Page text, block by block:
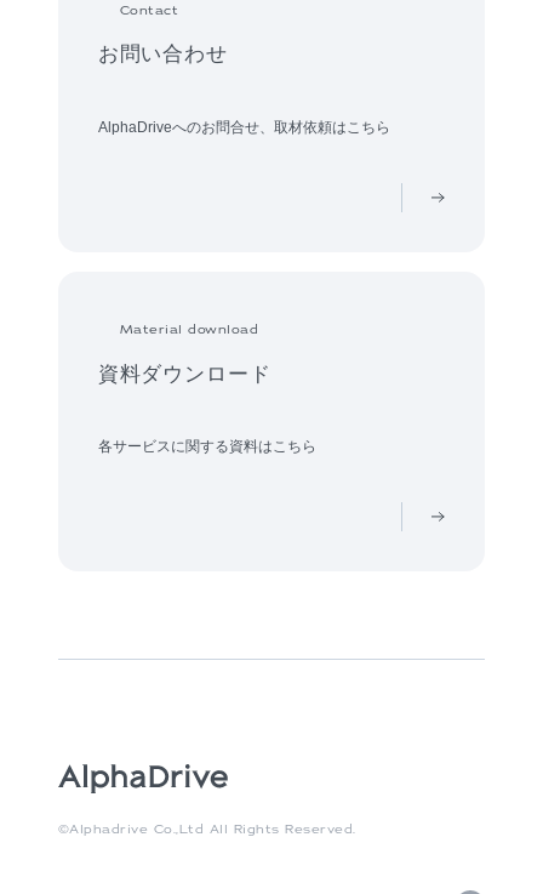
Contact
お問い合わせ
AlphaDriveへのお問合せ、取材依頼はこちら
Material download
資料ダウンロード
各サービスに関する資料はこちら
©Alphadrive Co.,Ltd All Rights Reserved.